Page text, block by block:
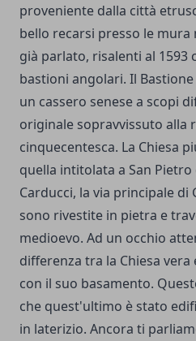
proveniente dalla città
bello recarsi presso le mura
già parlato, risalenti al 1593
bastioni angolari. Il
un cassero senese a scopi
originale sopravvissuto alla
cinquecentesca. La Chiesa
quella intitolata a San
Carducci, la via principale di
sono rivestite in pietra e
medioevo. Ad un occhio
differenza tra la Chiesa
con il suo basamento.
che quest'ultimo è stato
in laterizio. Ancora ti